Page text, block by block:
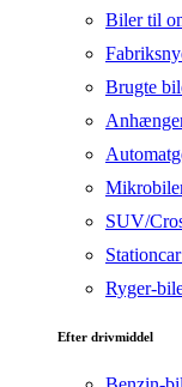
Biler til
Brugte
SUV/
Ryger-
Efter drivmiddel